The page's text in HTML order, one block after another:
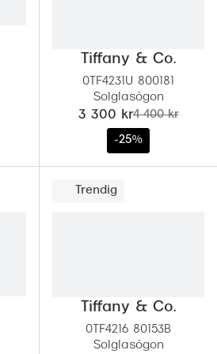
Tiffany & Co.
0TF4231U 800181
Solglasögon
nu:
3 300 krtidigare pris:
4 400 kr
-25%
Trendig
Tiffany & Co.
0TF4216 80153B
Solglasögon